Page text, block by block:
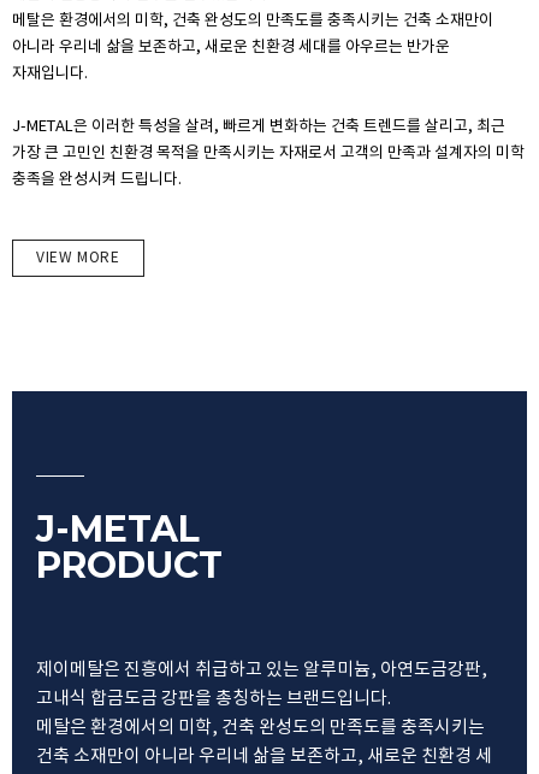
메탈은 환경에서의 미학, 건축 완성도의 만족도를 충족시키는 건축 소재만이
아니라 우리네 삶을 보존하고, 새로운 친환경 세대를 아우르는 반가운
자재입니다.
J-METAL은 이러한 특성을 살려, 빠르게 변화하는 건축 트렌드를 살리고, 최근
가장 큰 고민인 친환경 목적을 만족시키는 자재로서 고객의 만족과 설계자의 미학
충족을 완성시켜 드립니다.
VIEW MORE
J-METAL
PRODUCT
제이메탈은 진흥에서 취급하고 있는 알루미늄, 아연도금강판,
고내식 합금도금 강판을 총칭하는 브랜드입니다.
메탈은 환경에서의 미학, 건축 완성도의 만족도를 충족시키는
건축 소재만이 아니라 우리네 삶을 보존하고, 새로운 친환경 세